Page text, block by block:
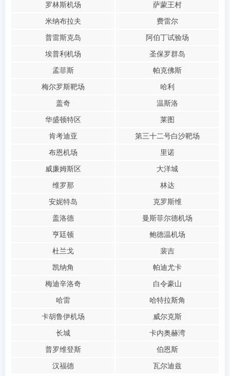
罗林斯机场
萨蒙王村
米纳布拉夫
费雷尔
普雷斯克岛
阿伯丁试验场
埃普利机场
圣保罗群岛
孟菲斯
帕克佛斯
梅尔罗斯靶场
哈利
盖奇
温斯洛
华盛顿特区
莱图
肯考迪亚
第三十二号白沙靶场
布恩机场
里诺
威廉姆斯区
大洋城
维罗那
林达
安妮特岛
克罗斯维
盖洛德
曼斯菲尔德机场
亨廷顿
鲍德温机场
杜兰戈
裴吉
凯纳角
帕迪尤卡
梅迪辛洛奇
白令豪山
哈雷
哈特拉斯角
卡胡鲁伊机场
威尔克斯
长城
卡内奥赫湾
普罗维登斯
伯恩斯
汉福德
瓦尔迪兹